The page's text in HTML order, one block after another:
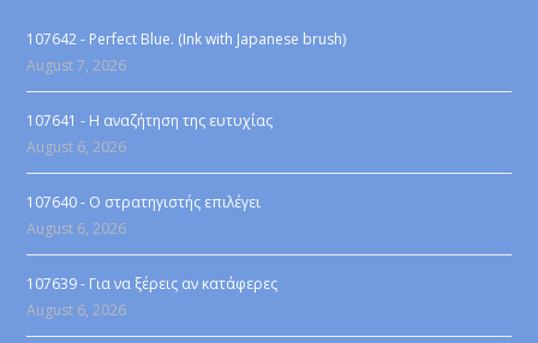
107642 - Perfect Blue. (Ink with Japanese brush)
August 7, 2026
107641 - Η αναζήτηση της ευτυχίας
August 6, 2026
107640 - Ο στρατηγιστής επιλέγει
August 6, 2026
107639 - Για να ξέρεις αν κατάφερες
August 6, 2026